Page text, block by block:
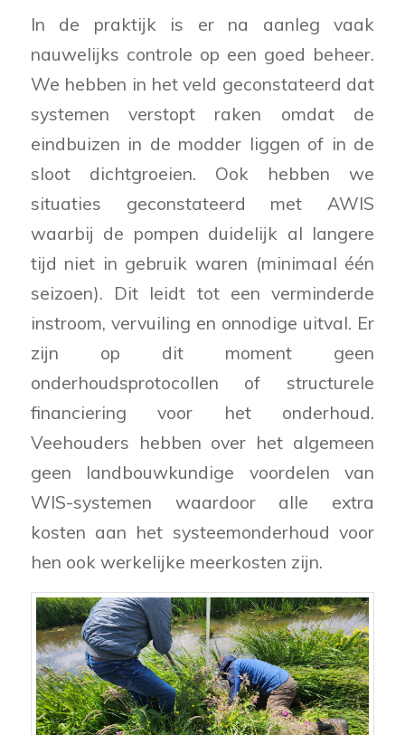
In de praktijk is er na aanleg vaak
nauwelijks controle op een goed beheer.
We hebben in het veld geconstateerd dat
systemen verstopt raken omdat de
eindbuizen in de modder liggen of in de
sloot dichtgroeien. Ook hebben we
situaties geconstateerd met AWIS
waarbij de pompen duidelijk al langere
tijd niet in gebruik waren (minimaal één
seizoen). Dit leidt tot een verminderde
instroom, vervuiling en onnodige uitval. Er
zijn op dit moment geen
onderhoudsprotocollen of structurele
financiering voor het onderhoud.
Veehouders hebben over het algemeen
geen landbouwkundige voordelen van
WIS-systemen waardoor alle extra
kosten aan het systeemonderhoud voor
hen ook werkelijke meerkosten zijn.